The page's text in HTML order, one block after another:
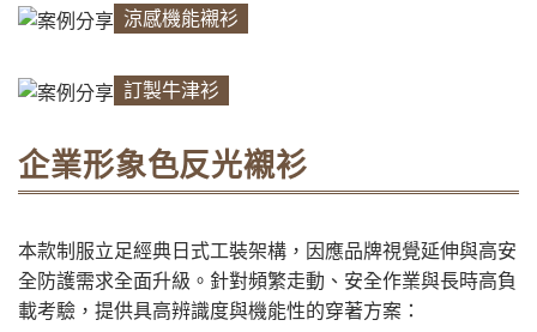
涼感機能襯衫
訂製牛津衫
企業形象色反光襯衫
本款制服立足經典日式工裝架構，因應品牌視覺延伸與高安
全防護需求全面升級。針對頻繁走動、安全作業與長時高負
載考驗，提供具高辨識度與機能性的穿著方案：